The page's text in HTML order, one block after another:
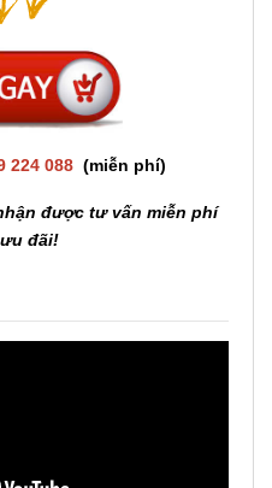
224 088(miễn phí)
được tư vấn miễn phí
đãi!